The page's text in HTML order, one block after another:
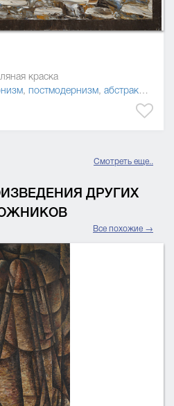
краска
, постмодернизм, абстракционизм
Смотреть еще..
ДРУГИХ
Все похожие →